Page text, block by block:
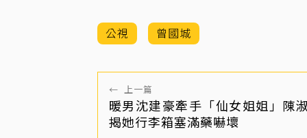
公視 曾國城
← 上一篇
暖男沈建豪牽手「仙女姐姐」陳
揭她行李箱塞滿藥嚇壞